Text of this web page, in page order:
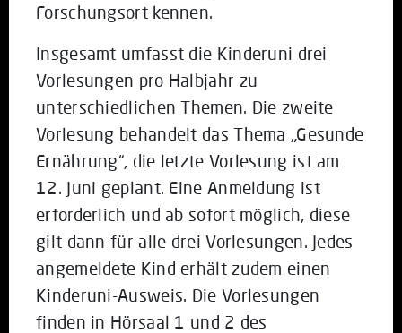
Forschungsort kennen.
Insgesamt umfasst die Kinderuni drei
Vorlesungen pro Halbjahr zu
unterschiedlichen Themen. Die zweite
Vorlesung behandelt das Thema „Gesunde
Ernährung“, die letzte Vorlesung ist am
12. Juni geplant. Eine Anmeldung ist
erforderlich und ab sofort möglich, diese
gilt dann für alle drei Vorlesungen. Jedes
angemeldete Kind erhält zudem einen
Kinderuni-Ausweis. Die Vorlesungen
finden in Hörsaal 1 und 2 des